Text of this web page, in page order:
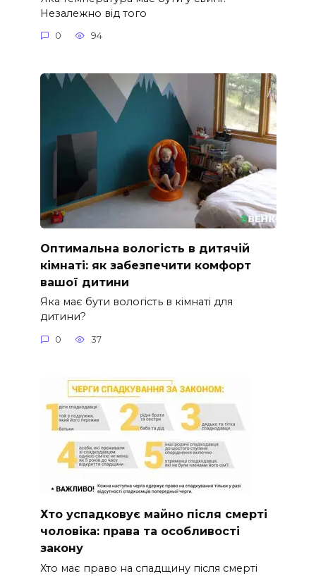
Незалежно від того
0 94
Оптимальна вологість в дитячій
кімнаті: як забезпечити комфорт
вашої дитини
Яка має бути вологість в кімнаті для
дитини?
0 37
Хто успадковує майно після смерті
чоловіка: права та особливості
закону
Хто має право на спадщину після смерті